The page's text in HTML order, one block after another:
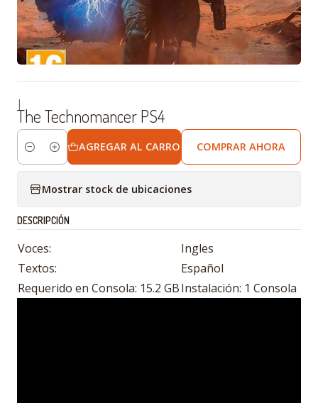
|
The Technomancer PS4
Cantidad
AGREGAR AL CARRO COMPRAR AHORA
Mostrar stock de ubicaciones
DESCRIPCIÓN
Voces:
Ingles
Textos:
Español
Requerido en Consola: 15.2 GBInstalación: 1 Consola